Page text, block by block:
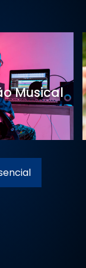
Musical